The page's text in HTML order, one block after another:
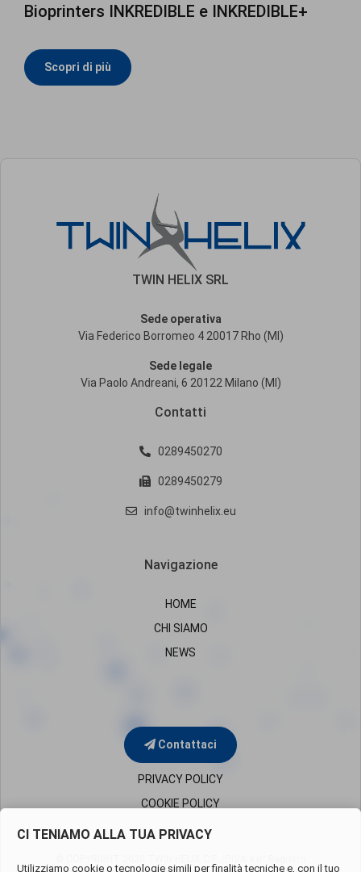
Bioprinters INKREDIBLE e INKREDIBLE+
Scopri di più
TWIN HELIX SRL
Sede operativa
Via Federico Borromeo 4 20017 Rho (MI)
Sede legale
Via Paolo Andreani, 6 20122 Milano (MI)
Contatti
0289450270
0289450279
info@twinhelix.eu
Navigazione
HOME
CHI SIAMO
NEWS
Contattaci
PRIVACY POLICY
COOKIE POLICY
CI TENIAMO ALLA TUA PRIVACY
Utilizziamo cookie o tecnologie simili per finalità tecniche e, con il tuo